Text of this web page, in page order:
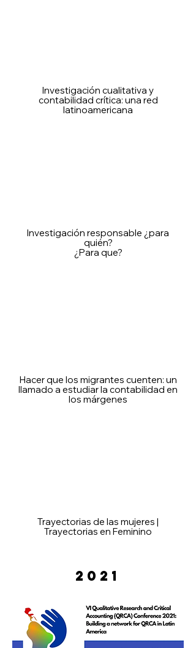
Investigación cualitativa y
contabilidad crítica: una red
latinoamericana
Investigación responsable ¿para
quién?
¿Para que?
Hacer que los migrantes cuenten: un
llamado a estudiar la contabilidad en
los márgenes
Trayectorias de las mujeres |
Trayectorias en Feminino
2021